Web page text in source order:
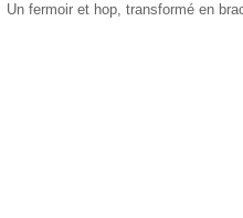
Un fermoir et hop, transformé en